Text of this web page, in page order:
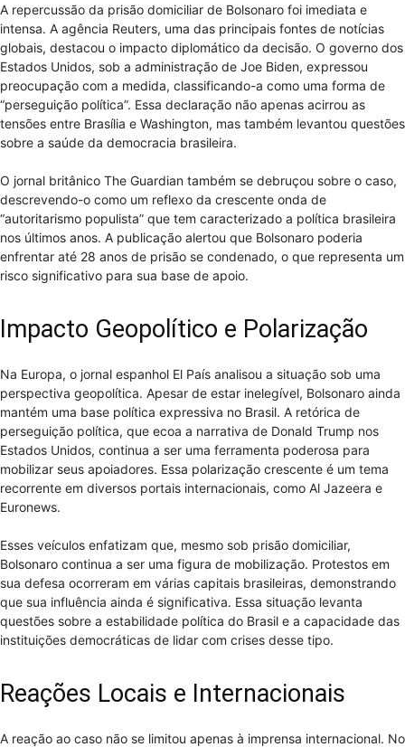
A repercussão da prisão domiciliar de Bolsonaro foi imediata e
intensa. A agência Reuters, uma das principais fontes de notícias
globais, destacou o impacto diplomático da decisão. O governo dos
Estados Unidos, sob a administração de Joe Biden, expressou
preocupação com a medida, classificando-a como uma forma de
“perseguição política”. Essa declaração não apenas acirrou as
tensões entre Brasília e Washington, mas também levantou questões
sobre a saúde da democracia brasileira.
O jornal britânico The Guardian também se debruçou sobre o caso,
descrevendo-o como um reflexo da crescente onda de
“autoritarismo populista” que tem caracterizado a política brasileira
nos últimos anos. A publicação alertou que Bolsonaro poderia
enfrentar até 28 anos de prisão se condenado, o que representa um
risco significativo para sua base de apoio.
Impacto Geopolítico e Polarização
Na Europa, o jornal espanhol El País analisou a situação sob uma
perspectiva geopolítica. Apesar de estar inelegível, Bolsonaro ainda
mantém uma base política expressiva no Brasil. A retórica de
perseguição política, que ecoa a narrativa de Donald Trump nos
Estados Unidos, continua a ser uma ferramenta poderosa para
mobilizar seus apoiadores. Essa polarização crescente é um tema
recorrente em diversos portais internacionais, como Al Jazeera e
Euronews.
Esses veículos enfatizam que, mesmo sob prisão domiciliar,
Bolsonaro continua a ser uma figura de mobilização. Protestos em
sua defesa ocorreram em várias capitais brasileiras, demonstrando
que sua influência ainda é significativa. Essa situação levanta
questões sobre a estabilidade política do Brasil e a capacidade das
instituições democráticas de lidar com crises desse tipo.
Reações Locais e Internacionais
A reação ao caso não se limitou apenas à imprensa internacional. No